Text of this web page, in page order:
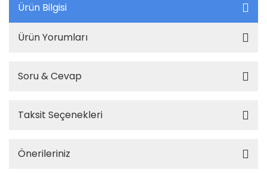
Ürün Bilgisi
Ürün Yorumları
Soru & Cevap
Taksit Seçenekleri
Önerileriniz